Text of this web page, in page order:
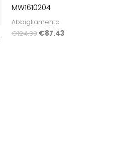
MW1610204
Abbigliamento
€124.90 €87.43